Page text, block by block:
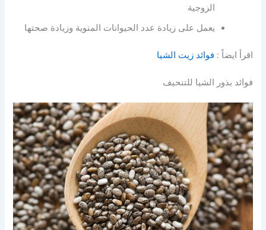
الزوجية
يعمل على زيادة عدد الحيوانات المنوية وزيادة صحتها
اقرأ ايضاً : فوائد زيت الشيا
فوائد بذور الشيا للتنحيف